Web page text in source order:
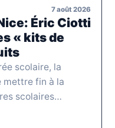
7 août 2026
Éric Ciotti
« kits de
scolaire, la
mettre fin à la
scolaires…